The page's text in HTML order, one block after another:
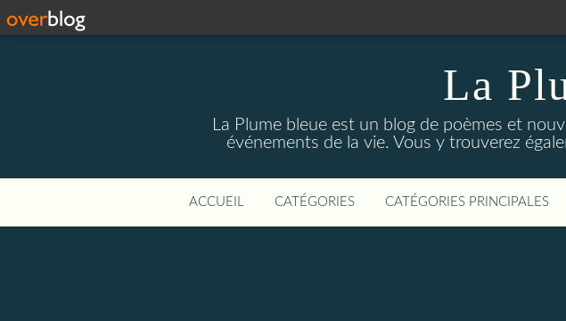
La
La Plume bleue est un blog de poèmes et
événements de la vie. Vous y trouverez
ACCUEIL CATÉGORIES CATÉGORIES PRINCIPALES